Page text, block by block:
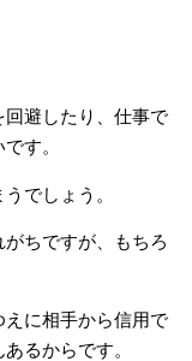
避したり、仕事で
す。
でしょう。
ちですが、もちろ
に相手から信用で
るからです。